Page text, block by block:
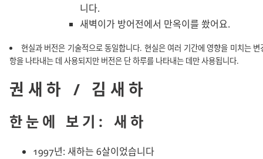
니다.
새벽이가 방어전에서 만옥이를 쐈어요.
현실과 버전은 기술적으로 동일합니다. 현실은 여러 기간에 영향을 미치는 변
항을 나타내는 데 사용되지만 버전은 단 하루를 나타내는 데만 사용됩니다.
권새하 / 김새하
한눈에 보기: 새하
1997년: 새하는 6살이었습니다